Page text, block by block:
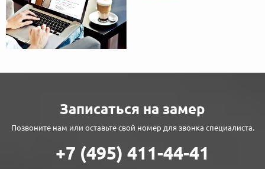
Записаться на замер
Позвоните нам или оставьте свой номер для звонка специалиста.
+7 (495) 411-44-41